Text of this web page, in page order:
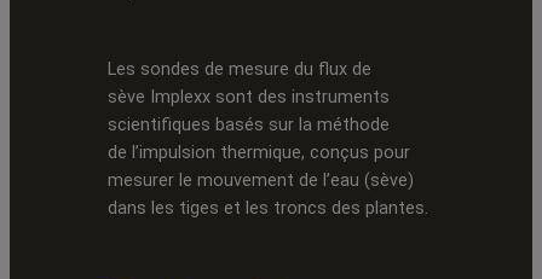
Les sondes de mesure du flux de
sève Implexx sont des instruments
scientifiques basés sur la méthode
de l’impulsion thermique, conçus pour
mesurer le mouvement de l’eau (sève)
dans les tiges et les troncs des plantes.